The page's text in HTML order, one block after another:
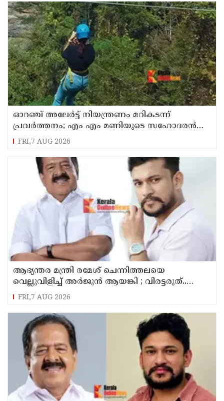
ഓറഞ്ച് അലേര്‍ട്ട് നിയന്ത്രണം മറികടന്ന്
പ്രവര്‍ത്തനം; എം എം മണിയുടെ സഹോദരന്‍
നടത്തുന്ന സിപ് ലൈന്‍ പൂട്ടിച്ച് അധികൃതര്‍
FRI,7 AUG 2026
ആഭ്യന്തര മന്ത്രി രമേശ് ചെന്നിത്തലയെ
വെല്ലുവിളിച്ച് അ‍ർജുൻ ആയങ്കി ; വിരട്ടരുത്..
വളർന്ന പാർട്ടി വേറെയാണ് !
FRI,7 AUG 2026